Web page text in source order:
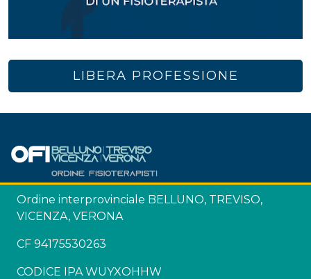
LIBERA PROFESSIONE
Ordine interprovinciale BELLUNO, TREVISO,
VICENZA, VERONA
CF 94175530263
CODICE IPA WUYXOHHW